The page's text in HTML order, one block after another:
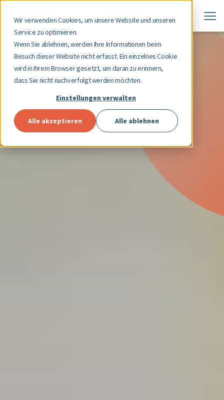
Wir verwenden Cookies, um unsere Website und unseren
Service zu optimieren.
Wenn Sie ablehnen, werden Ihre Informationen beim
Besuch dieser Website nicht erfasst. Ein einzelnes Cookie
wird in Ihrem Browser gesetzt, um daran zu erinnern,
dass Sie nicht nachverfolgt werden möchten.
Einstellungen verwalten
Alle akzeptieren Alle ablehnen